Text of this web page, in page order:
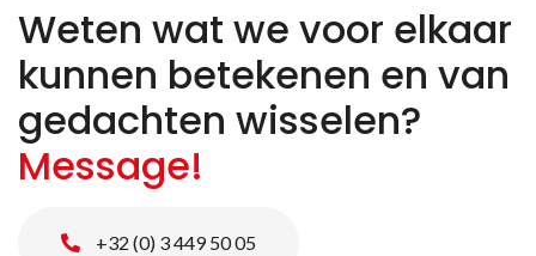
Weten wat we voor elkaar
kunnen betekenen en van
gedachten wisselen?
Message!
+32 (0) 3 449 50 05